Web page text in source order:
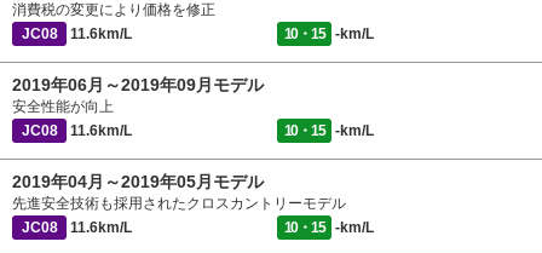
消費税の変更により価格を修正
JC08
11.6km/L 10・15 -km/L
2019年06月～2019年09月モデル
安全性能が向上
JC08
11.6km/L 10・15 -km/L
2019年04月～2019年05月モデル
先進安全技術も採用されたクロスカントリーモデル
JC08
11.6km/L 10・15 -km/L